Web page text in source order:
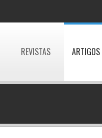
REVISTAS ARTIGOS